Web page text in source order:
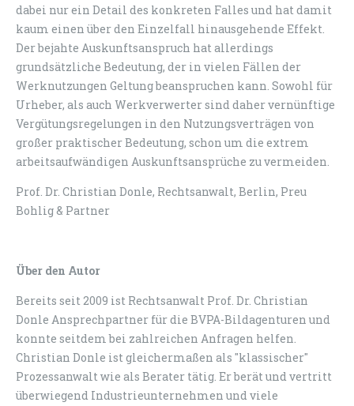
dabei nur ein Detail des konkreten Falles und hat damit
kaum einen über den Einzelfall hinausgehende Effekt.
Der bejahte Auskunftsanspruch hat allerdings
grundsätzliche Bedeutung, der in vielen Fällen der
Werknutzungen Geltung beanspruchen kann. Sowohl für
Urheber, als auch Werkverwerter sind daher vernünftige
Vergütungsregelungen in den Nutzungsverträgen von
großer praktischer Bedeutung, schon um die extrem
arbeitsaufwändigen Auskunftsansprüche zu vermeiden.
Prof. Dr. Christian Donle, Rechtsanwalt, Berlin, Preu
Bohlig & Partner
Über den Autor
Bereits seit 2009 ist Rechtsanwalt Prof. Dr. Christian
Donle Ansprechpartner für die BVPA-Bildagenturen und
konnte seitdem bei zahlreichen Anfragen helfen.
Christian Donle ist gleichermaßen als "klassischer"
Prozessanwalt wie als Berater tätig. Er berät und vertritt
überwiegend Industrieunternehmen und viele